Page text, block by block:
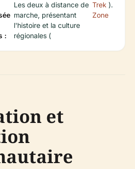
:
Les deux à distance de
marche, présentant
l'histoire et la culture
régionales (
Trek
Zone
).
et